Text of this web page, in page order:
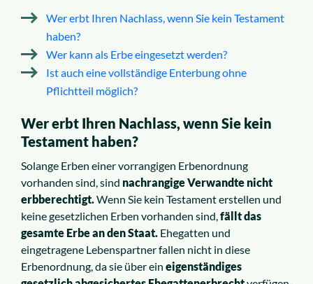
Wer erbt Ihren Nachlass, wenn Sie kein Testament
haben?
Wer kann als Erbe eingesetzt werden?
Ist auch eine vollständige Enterbung ohne
Pflichtteil möglich?
Wer erbt Ihren Nachlass, wenn Sie kein
Testament haben?
Solange Erben einer vorrangigen Erbenordnung
vorhanden sind, sind nachrangige Verwandte nicht
erbberechtigt.Wenn Sie kein Testament erstellen und
keine gesetzlichen Erben vorhanden sind,fällt das
gesamte Erbe an den Staat. Ehegatten und
eingetragene Lebenspartner fallen nicht in diese
Erbenordnung, da sie über ein eigenständiges